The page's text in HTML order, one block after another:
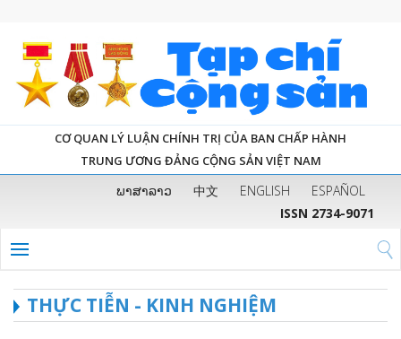
CƠ QUAN LÝ LUẬN CHÍNH TRỊ CỦA BAN CHẤP HÀNH
TRUNG ƯƠNG ĐẢNG CỘNG SẢN VIỆT NAM
ພາສາລາວ 中文 ENGLISH
ESPAÑOL
ISSN 2734-9071
THỰC TIỄN - KINH NGHIỆM